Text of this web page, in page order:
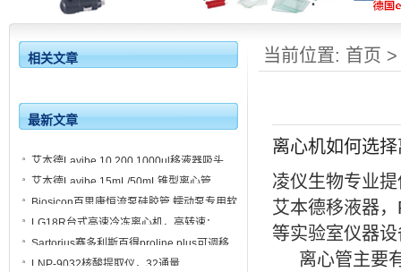
当前位置: 首页
离心机如何选
凌仪生物专业
艾本德移液器
等实验室仪器
离心管主要有
相关文章
最新文章
艾本德Lavibe 10,200,1000ul移液器吸头
2244010001, 2244010002, 2244010003
艾本德Lavibe 15mL/50mL锥型离心管
2244020001, 2244020002, 2244020003,
2244020004
Biosicon百思康恒流泵硅胶管 蠕动泵专用软
管
LG18R台式高速冷冻离心机，高转速：
18000转/分
Sartorius赛多利斯百得proline plus可调移
液器单道 8道 12道
LNP-9032核酸提取仪，32通量